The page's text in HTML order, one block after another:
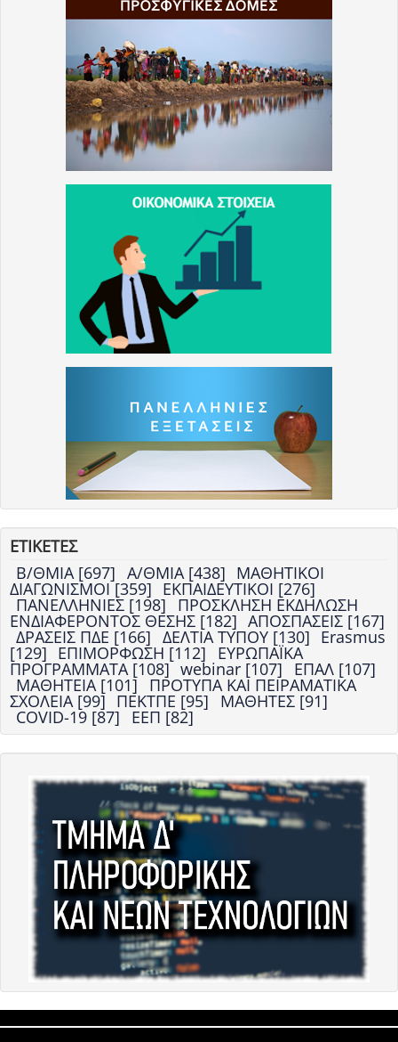
ΕΤΙΚΕΤΕΣ
Β/ΘΜΙΑ [697] Α/ΘΜΙΑ [438] ΜΑΘΗΤΙΚΟΙ
ΔΙΑΓΩΝΙΣΜΟΙ [359] ΕΚΠΑΙΔΕΥΤΙΚΟΙ [276]
ΠΑΝΕΛΛΗΝΙΕΣ [198] ΠΡΟΣΚΛΗΣΗ ΕΚΔΗΛΩΣΗ
ΕΝΔΙΑΦΕΡΟΝΤΟΣ ΘΕΣΗΣ [182] ΑΠΟΣΠΑΣΕΙΣ [167]
ΔΡΑΣΕΙΣ ΠΔΕ [166] ΔΕΛΤΙΑ ΤΥΠΟΥ [130] Erasmus
[129] ΕΠΙΜΟΡΦΩΣΗ [112] ΕΥΡΩΠΑΪΚΑ
ΠΡΟΓΡΑΜΜΑΤΑ [108] webinar [107] ΕΠΑΛ [107]
ΜΑΘΗΤΕΙΑ [101] ΠΡΟΤΥΠΑ ΚΑΙ ΠΕΙΡΑΜΑΤΙΚΑ
ΣΧΟΛΕΙΑ [99] ΠΕΚΤΠΕ [95] ΜΑΘΗΤΕΣ [91]
COVID-19 [87] ΕΕΠ [82]